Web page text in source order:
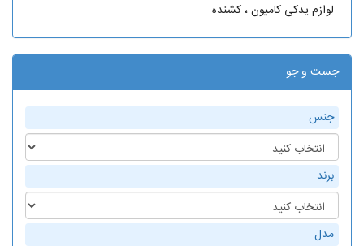
لوازم یدکی کامیون ، کشنده
جست و جو
جنس
برند
مدل